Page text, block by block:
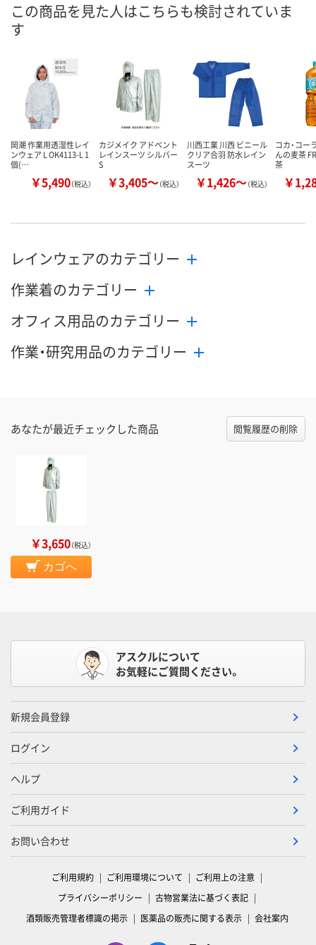
お届け日
メーカー都合により
販売停止中です
メーカー都合により
カ
この商品を見た人はこちらも検討されていま
す
岡潮 作業用透湿性レイ
ンウェア L OK4113-L 1
個(…
￥5,490（税込）
カジメイク アドベント
レインスーツ シルバー
S
￥3,405～（税込）
川西工業 川西 ビニール
クリア合羽 防水レイン
スーツ
￥1,426～（税込）
コカ・コー
んの麦茶
茶
￥
レインウェアのカテゴリー
作業着のカテゴリー
オフィス用品のカテゴリー
作業・研究用品のカテゴリー
あなたが最近チェックした商品 閲覧履歴の削除
￥3,650（税込）
カゴへ
アスクルについて
お気軽にご質問ください。
新規会員登録
ログイン
ヘルプ
ご利用ガイド
お問い合わせ
ご利用規約 ご利用環境について
ご利用上の注意
プライバシーポリシー
古物営業法に基づく表記
酒類販売管理者標識の掲示
医薬品の販売に関する表示 会社案内